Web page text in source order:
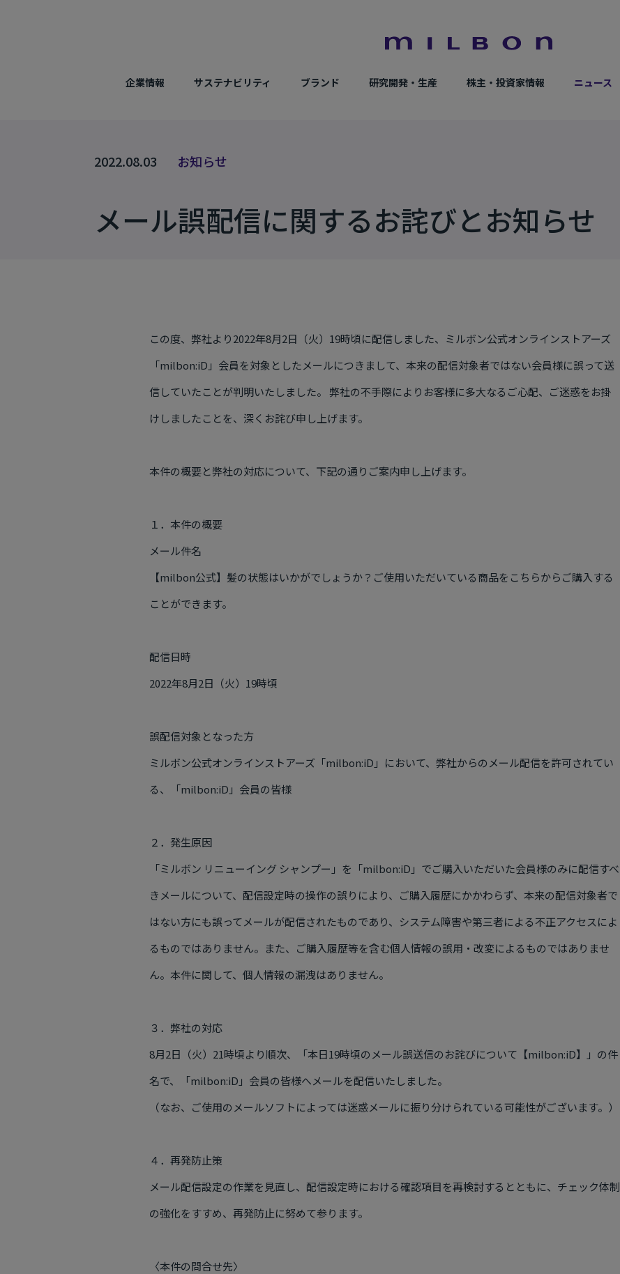
企業情報 サステナビリティ ブランド 研究開発・生産 株主・投資家情報 ニュース
2022.08.03 お知らせ
メール誤配信に関するお詫びとお知らせ
この度、弊社より2022年8月2日（火） 19時頃に配信しました、ミルボン公式オンラインストアーズ
「milbon:iD 」会員を対象としたメールにつきまして、本来の配信対象者ではない会員様に誤って送
信していたことが判明いたしました。 弊社の不手際によりお客様に多大なるご心配、ご迷惑をお掛
けしましたことを、深くお詫び申し上げます。
本件の概要と弊社の対応について、下記の通りご案内申し上げます。
１．本件の概要
メール件名
【milbon公式】髪の状態はいかがでしょうか？ご使用いただいている商品をこちらからご購入する
ことができます。
配信日時
2022年8月2日（火） 19時頃
誤配信対象となった方
ミルボン公式オンラインストアーズ「milbon:iD 」において、弊社からのメール配信を許可されてい
る、「milbon:iD 」会員の皆様
２．発生原因
「ミルボン リニューイング シャンプー」を「milbon:iD 」でご購入いただいた会員様のみに配信すべ
きメールについて、配信設定時の操作の誤りにより、ご購入履歴にかかわらず、本来の配信対象者で
はない方にも誤ってメールが配信されたものであり、システム障害や第三者による不正アクセスによ
るものではありません。また、ご購入履歴等を含む個人情報の誤用・改変によるものではありませ
ん。本件に関して、個人情報の漏洩はありません。
３．弊社の対応
8月2日（火） 21時頃より順次、「本日19時頃のメール誤送信のお詫びについて【milbon:iD】」の件
名で、「milbon:iD 」会員の皆様へメールを配信いたしました。
（なお、ご使用のメールソフトによっては迷惑メールに振り分けられている可能性がございます。）
４．再発防止策
メール配信設定の作業を見直し、配信設定時における確認項目を再検討するとともに、チェック体制
の強化をすすめ、再発防止に努めて参ります。
〈本件の問合せ先〉